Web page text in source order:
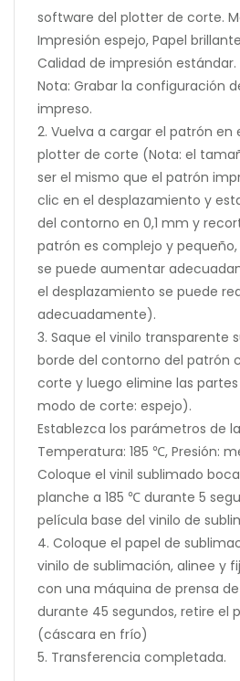
software del plotter de corte.
Impresión espejo, Papel
Calidad de impresión estándar.
Nota: Grabar la configuración
impreso.
2. Vuelva a cargar el patrón en
plotter de corte (Nota: el
ser el mismo que el patrón
clic en el desplazamiento y
del contorno en 0,1 mm y
patrón es complejo y
se puede aumentar
el desplazamiento se puede
adecuadamente).
3. Saque el vinilo transparente
borde del contorno del patrón
corte y luego elimine las
modo de corte: espejo).
Establezca los parámetros de
Temperatura: 185 ℃, Presión:
Coloque el vinil sublimado
planche a 185 ℃ durante 5
película base del vinilo de
4. Coloque el papel de
vinilo de sublimación, alinee y
con una máquina de prensa de
durante 45 segundos, retire el
(cáscara en frío)
5. Transferencia completada.